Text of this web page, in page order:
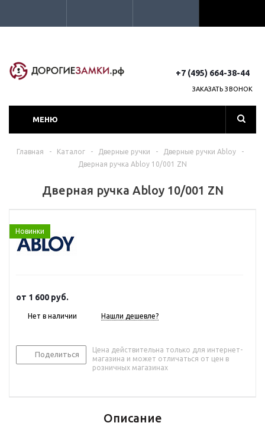
+7 (495) 664-38-44
ЗАКАЗАТЬ ЗВОНОК
МЕНЮ
Главная - Каталог - Дверные ручки - Дверные ручки Abloy
-
Дверная ручка Abloy 10/001 ZN
Дверная ручка Abloy 10/001 ZN
Новинки
от 1 600 руб.
Нет в наличии Нашли дешевле?
Поделиться
Цена действительна только для интернет-
магазина и может отличаться от цен в
розничных магазинах
Описание